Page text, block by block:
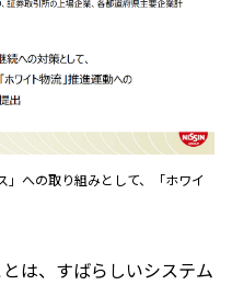
への取り組みとして、「ホワイ
は、すばらしいシステム